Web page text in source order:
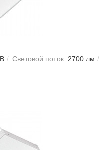
Световой поток: 2700 лм